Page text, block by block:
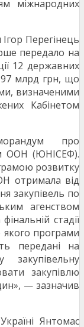
міжнародних
Перегінець
передало на
12 державних
млрд грн, що
визначеними
Кабінетом
про
ООН (ЮНІСЕФ).
розвитку
отримала від
закупівель по
агенством
стадії
якого програми
передані на
закупівлю
— зазначив
Янтомас